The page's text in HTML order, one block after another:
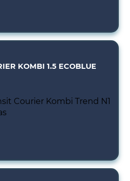
KOMBI 1.5 ECOBLUE